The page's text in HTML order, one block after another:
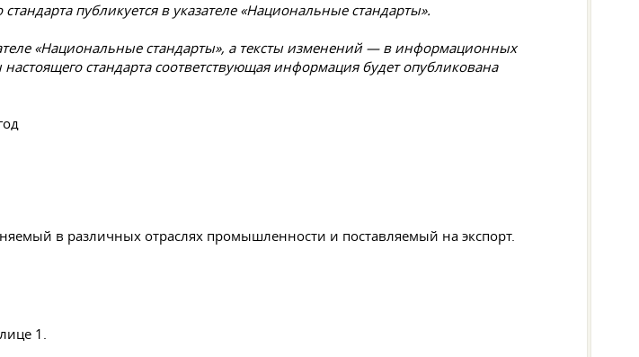
публикуется в указателе «Национальные стандарты».
«Национальные стандарты», а тексты изменений — в информационных
стандарта соответствующая информация будет опубликована
в различных отраслях промышленности и поставляемый на экспорт.
1.